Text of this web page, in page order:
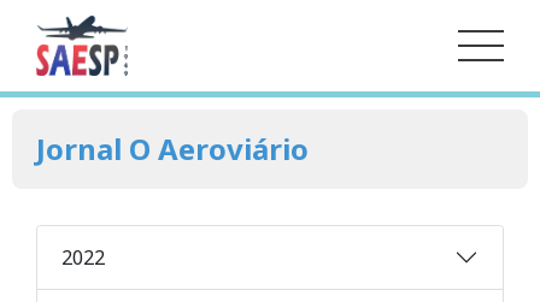
Jornal O Aeroviário
2022